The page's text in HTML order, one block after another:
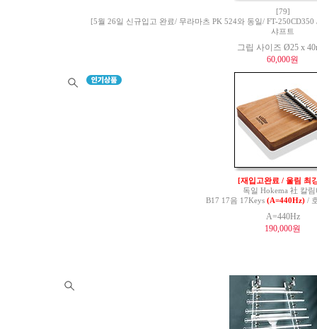
[79]
[5월 26일 신규입고 완료/ 무라마츠 PK 524와 동일/ FT-
샤프트
그립 사이즈 Ø25 x
60,000원
[재입고완료 / 울림 최
독일 Hokema 社 칼림
B17 17음 17Keys (A=440Hz)/
A=440Hz
190,000원